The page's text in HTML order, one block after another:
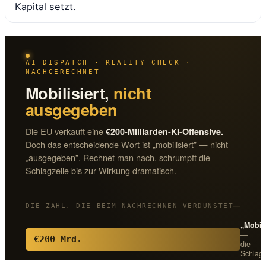
Kapital setzt.
AI DISPATCH · REALITY CHECK ·
NACHGERECHNET
Mobilisiert, nicht
ausgegeben
Die EU verkauft eine €200-Milliarden-KI-Offensive.
Doch das entscheidende Wort ist „mobilisiert” — nicht
„ausgegeben”. Rechnet man nach, schrumpft die
Schlagzeile bis zur Wirkung dramatisch.
DIE ZAHL, DIE BEIM NACHRECHNEN VERDUNSTET
€200 Mrd.
—
die